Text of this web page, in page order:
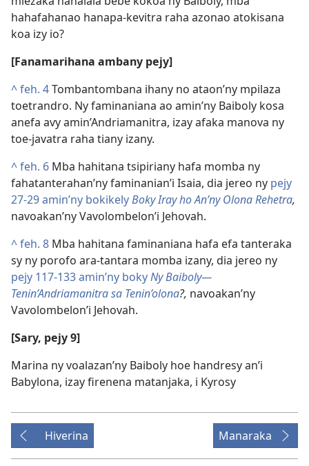
hahafahanao hanapa-kevitra raha azonao atokisana
koa izy io?
[Fanamarihana ambany pejy]
^feh. 4Tombantombana ihany no ataon’ny mpilaza
toetrandro. Ny faminaniana ao amin’ny Baiboly kosa
anefa avy amin’Andriamanitra, izay afaka manova ny
toe-javatra raha tiany izany.
^feh. 6 Mba hahitana tsipiriany hafa momba ny
fahatanterahan’ny faminanian’i Isaia, dia jereo ny pejy
27-29 amin’ny bokikelyBoky Iray ho An’ny Olona Rehetra,
navoakan’ny Vavolombelon’i Jehovah.
^feh. 8 Mba hahitana faminaniana hafa efa tanteraka
sy ny porofo ara-tantara momba izany, dia jereo ny
pejy 117-133 amin’ny bokyNy Baiboly—
Tenin’Andriamanitra sa Tenin’olona?, navoakan’ny
Vavolombelon’i Jehovah.
[Sary, pejy 9]
Marina ny voalazan’ny Baiboly hoe handresy an’i
Babylona, izay firenena matanjaka, i Kyrosy
Hiverina Manaraka